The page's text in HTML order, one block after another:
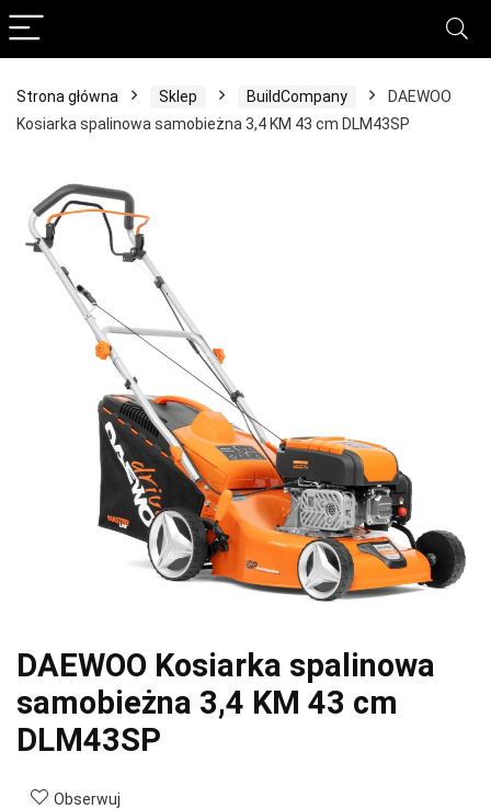
Strona główna Sklep BuildCompany
DAEWOO
Kosiarka spalinowa samobieżna 3,4 KM 43 cm DLM43SP
DAEWOO Kosiarka spalinowa
samobieżna 3,4 KM 43 cm
DLM43SP
Obserwuj